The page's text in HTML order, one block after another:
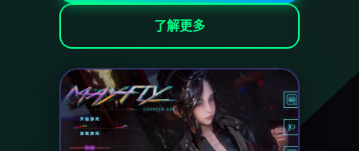
了解更多